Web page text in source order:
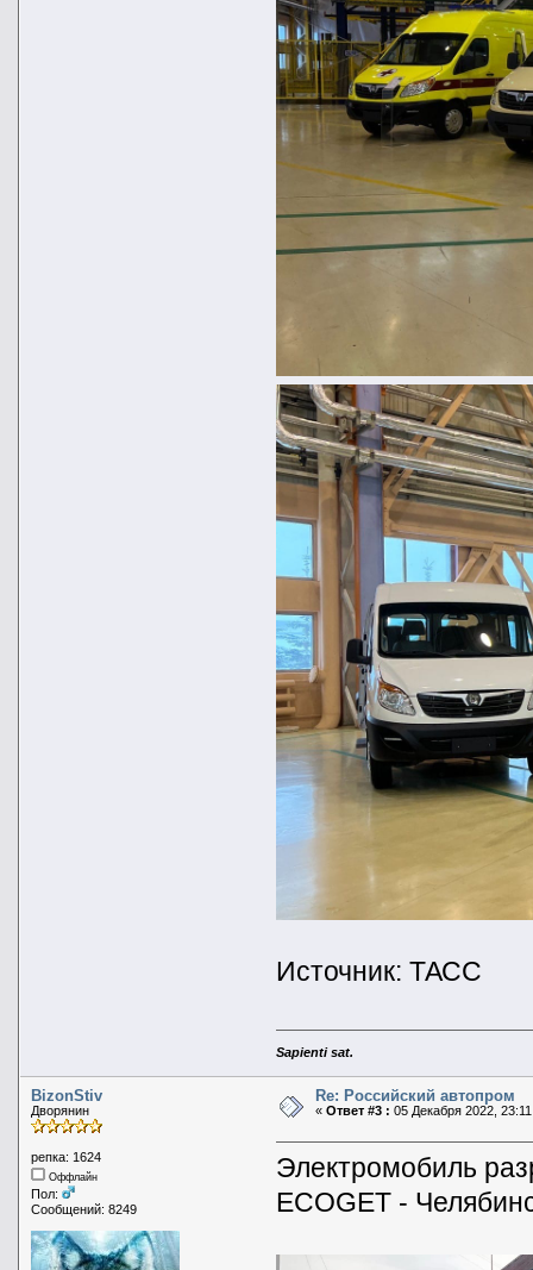
Источник: ТАСС
Sapienti sat.
BizonStiv
Дворянин
репка: 1624
Оффлайн
Пол:
Сообщений: 8249
Re: Российский автопром
« Ответ #3 : 05 Декабря 2022,
Электромобиль
ECOGET -